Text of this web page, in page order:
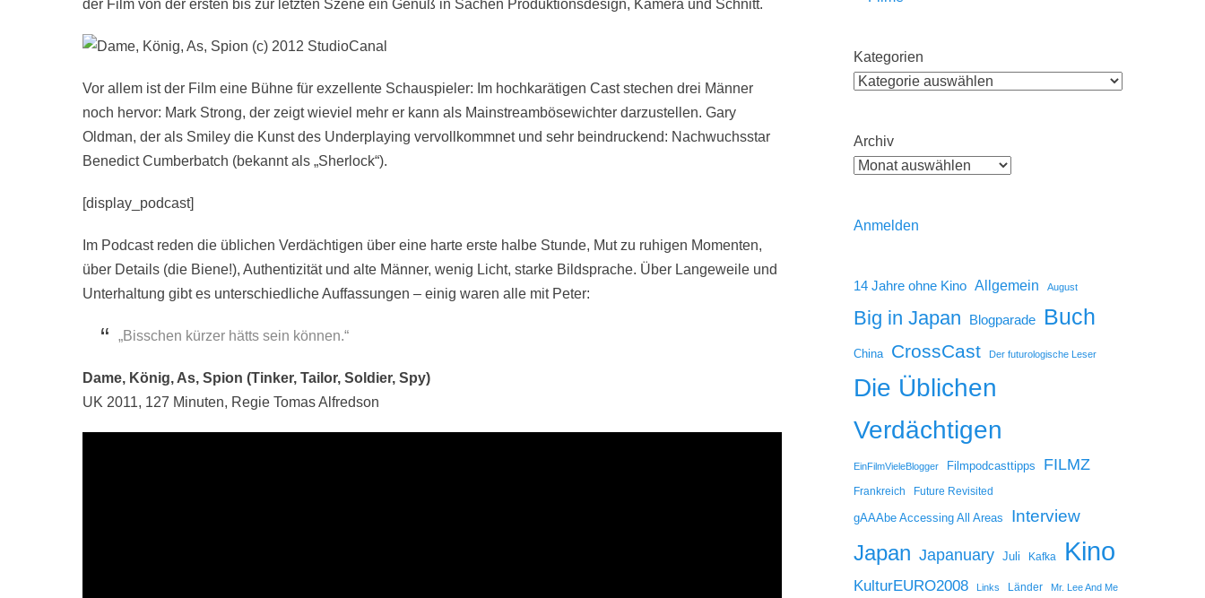
der Film von der ersten bis zur letzten Szene ein Genuß in Sachen Produktionsdesign, Kamera und Schnitt.
Vor allem ist der Film eine Bühne für exzellente Schauspieler: Im hochkarätigen Cast stechen drei Männer
noch hervor: Mark Strong, der zeigt wieviel mehr er kann als Mainstreambösewichter darzustellen. Gary
Oldman, der als Smiley die Kunst des Underplaying vervollkommnet und sehr beindruckend: Nachwuchsstar
Benedict Cumberbatch (bekannt als „Sherlock“).
[display_podcast]
Im Podcast reden die üblichen Verdächtigen über eine harte erste halbe Stunde, Mut zu ruhigen Momenten,
über Details (die Biene!), Authentizität und alte Männer, wenig Licht, starke Bildsprache. Über Langeweile und
Unterhaltung gibt es unterschiedliche Auffassungen – einig waren alle mit Peter:
„Bisschen kürzer hätts sein können.“
Dame, König, As, Spion (Tinker, Tailor, Soldier, Spy)
UK 2011, 127 Minuten, Regie Tomas Alfredson
Kategorien
Archiv
Anmelden
14 Jahre ohne Kino Allgemein August
Big in Japan Blogparade Buch
China CrossCast Der futurologische Leser
Die Üblichen
Verdächtigen
EinFilmVieleBlogger Filmpodcasttipps FILMZ
Frankreich Future Revisited
gAAAbe Accessing All Areas Interview
Japan Japanuary Juli Kafka Kino
KulturEURO2008 Links Länder Mr. Lee And Me